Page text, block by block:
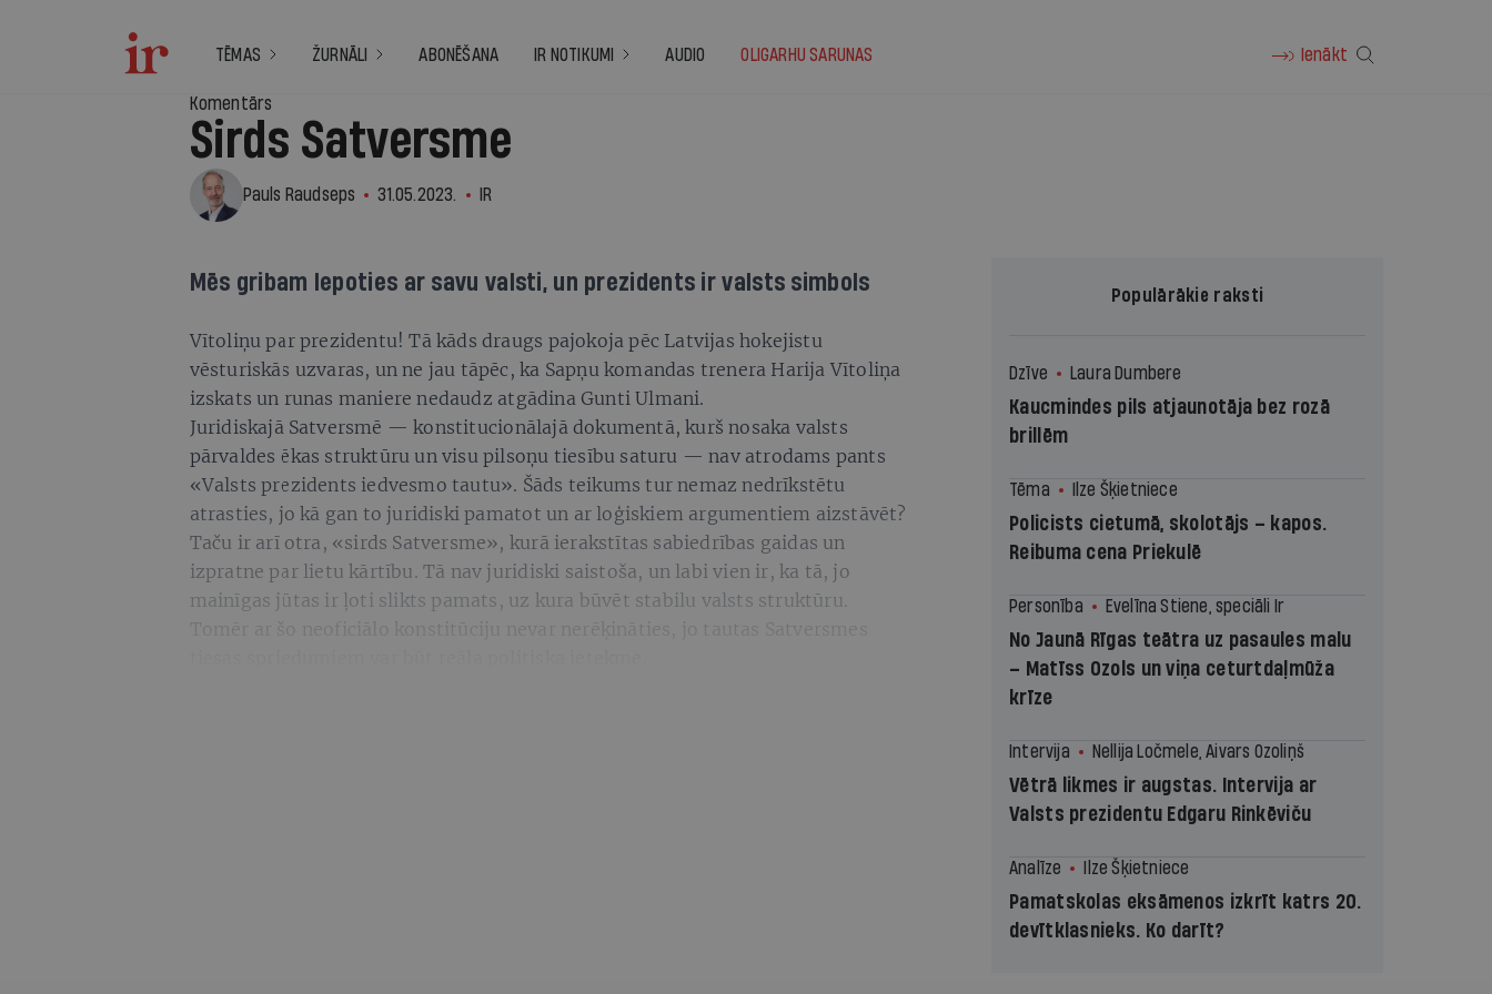
TĒMAS ŽURNĀLI ABONĒŠANA IR NOTIKUMI AUDIO OLIGARHU SARUNAS Ienākt
Komentārs
Sirds Satversme
Pauls Raudseps 31.05.2023. IR
Mēs gribam lepoties ar savu valsti, un prezidents ir valsts simbols
Vītoliņu par prezidentu! Tā kāds draugs pajokoja pēc Latvijas hokejistu
vēsturiskās uzvaras, un ne jau tāpēc, ka Sapņu komandas trenera Harija Vītoliņa
izskats un runas maniere nedaudz atgādina Gunti Ulmani.
Juridiskajā Satversmē — konstitucionālajā dokumentā, kurš nosaka valsts
pārvaldes ēkas struktūru un visu pilsoņu tiesību saturu — nav atrodams pants
«Valsts prezidents iedvesmo tautu». Šāds teikums tur nemaz nedrīkstētu
atrasties, jo kā gan to juridiski pamatot un ar loģiskiem argumentiem aizstāvēt?
Taču ir arī otra, «sirds Satversme», kurā ierakstītas sabiedrības gaidas un
izpratne par lietu kārtību. Tā nav juridiski saistoša, un labi vien ir, ka tā, jo
mainīgas jūtas ir ļoti slikts pamats, uz kura būvēt stabilu valsts struktūru.
Tomēr ar šo neoficiālo konstitūciju nevar nerēķināties, jo tautas Satversmes
Populārākie raksti
Dzīve Laura Dumbere
Kaucmindes pils atjaunotāja bez rozā
brillēm
Tēma Ilze Šķietniece
Policists cietumā, skolotājs – kapos.
Reibuma cena Priekulē
Personība Evelīna Stiene, speciāli Ir
No Jaunā Rīgas teātra uz pasaules malu
– Matīss Ozols un viņa ceturtdaļmūža
krīze
Intervija Nellija Ločmele, Aivars Ozoliņš
Vētrā likmes ir augstas. Intervija ar
Valsts prezidentu Edgaru Rinkēviču
Analīze Ilze Šķietniece
Pamatskolas eksāmenos izkrīt katrs 20.
devītklasnieks. Ko darīt?